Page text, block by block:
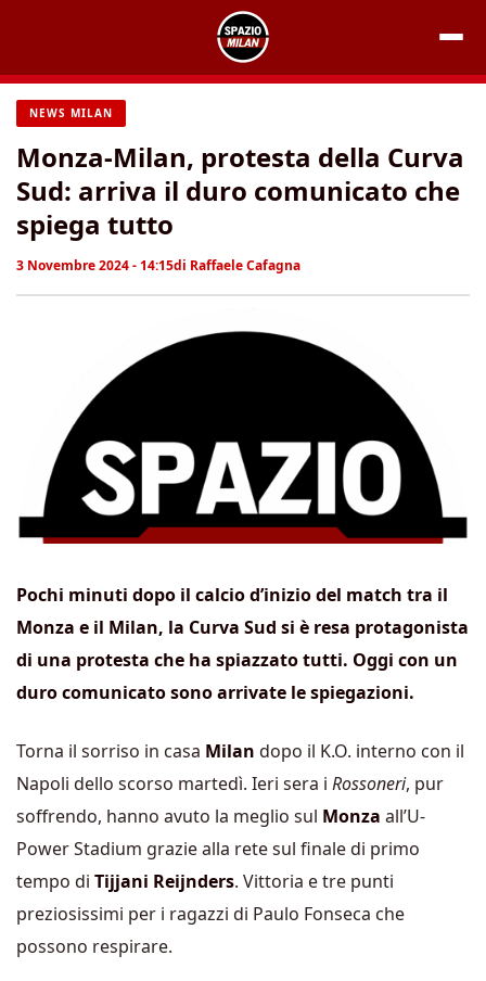
contenuto
NEWS MILAN
Monza-Milan, protesta della Curva
Sud: arriva il duro comunicato che
spiega tutto
3 Novembre 2024 - 14:15di Raffaele Cafagna
Pochi minuti dopo il calcio d’inizio del match tra il
Monza e il Milan, la Curva Sud si è resa protagonista
di una protesta che ha spiazzato tutti. Oggi con un
duro comunicato sono arrivate le spiegazioni.
Torna il sorriso in casa Milan dopo il K.O. interno con il
Napoli dello scorso martedì. Ieri sera i Rossoneri, pur
soffrendo, hanno avuto la meglio sul Monza all’U-
Power Stadium grazie alla rete sul finale di primo
tempo di Tijjani Reijnders. Vittoria e tre punti
preziosissimi per i ragazzi di Paulo Fonseca che
possono respirare.